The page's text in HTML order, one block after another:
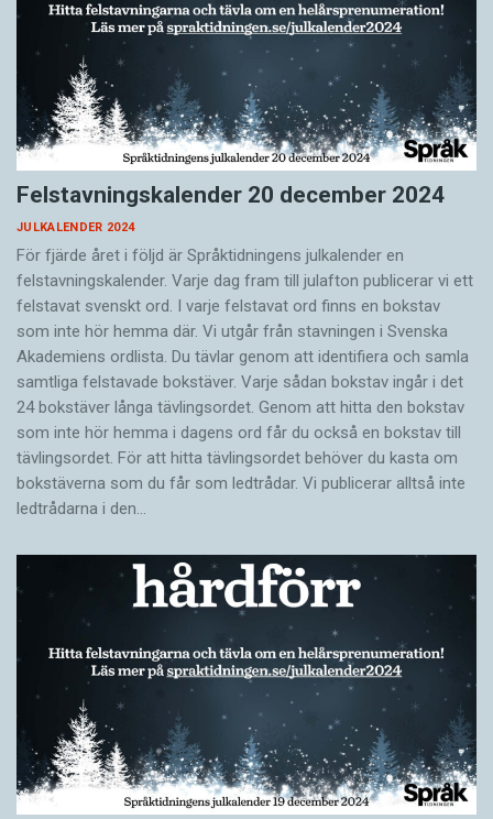
Felstavningskalender 20 december 2024
JULKALENDER 2024
För fjärde året i följd är Språktidningens julkalender en
felstavningskalender. Varje dag fram till julafton publicerar vi ett
felstavat svenskt ord. I varje felstavat ord finns en bokstav
som inte hör hemma där. Vi utgår från stavningen i Svenska
Akademiens ordlista. Du tävlar genom att identifiera och samla
samtliga felstavade bokstäver. Varje sådan bokstav ingår i det
24 bokstäver långa tävlingsordet. Genom att hitta den bokstav
som inte hör hemma i dagens ord får du också en bokstav till
tävlingsordet. För att hitta tävlingsordet behöver du kasta om
bokstäverna som du får som ledtrådar. Vi publicerar alltså inte
ledtrådarna i den…